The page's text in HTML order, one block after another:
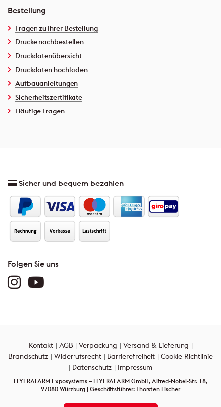
Bestellung
Fragen zu Ihrer Bestellung
Drucke nachbestellen
Druckdatenübersicht
Druckdaten hochladen
Aufbauanleitungen
Sicherheitszertifikate
Häufige Fragen
Sicher und bequem bezahlen
Folgen Sie uns
Kontakt AGB Verpackung
Versand & Lieferung
Brandschutz
Widerrufsrecht Barrierefreiheit
Cookie-Richtlinie
Datenschutz
Impressum
FLYERALARM Exposystems – FLYERALARM GmbH, Alfred-Nobel-Str. 18,
97080 Würzburg | Geschäftsführer: Thorsten Fischer